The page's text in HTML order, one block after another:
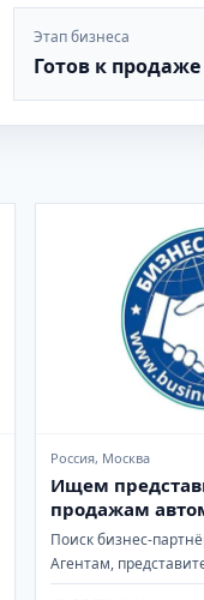
Этап бизнеса
Готов к продаже
Россия, Москва
Ищем
продажам
CX-5
Поиск бизнес-
Агентам,